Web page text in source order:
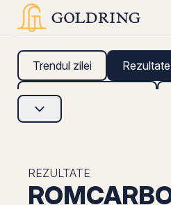
Trendul zilei Rezultate
Analize fundamentale
REZULTATE